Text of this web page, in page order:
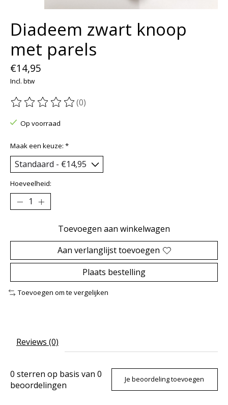
Diadeem zwart knoop
met parels
€14,95
Incl. btw
De beoordeling van dit product is
(0)
Op voorraad
Maak een keuze: *
Hoeveelheid:
Toevoegen aan winkelwagen
Aan verlanglijst toevoegen
Plaats bestelling
Toevoegen om te vergelijken
Reviews (0)
0 sterren op basis van 0
beoordelingen
Je beoordeling toevoegen